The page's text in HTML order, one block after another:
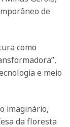
de
como
e meio
imaginário,
da floresta